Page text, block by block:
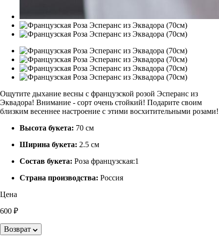
Ощутите дыхание весны с французской розой Эсперанс из
Эквадора! Внимание - сорт очень стойкий! Подарите своим
близким весеннее настроение с этими восхитительными розами!
Высота букета: 70 см
Ширина букета: 2.5 см
Состав букета: Роза французская:1
Страна производства: Россия
Цена
600 ₽
Возврат